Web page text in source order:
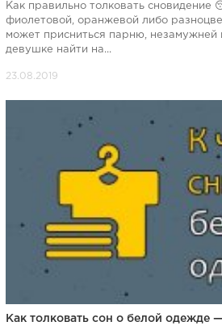
Как правильно толковать сновидение
фиолетовой, оранжевой либо
может присниться парню, незамужней
девушке найти на...
Как толковать сон о белой одежде